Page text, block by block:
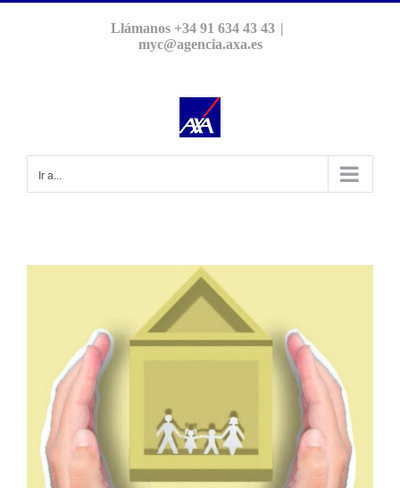
Llámanos +34 91 634 43 43 |
myc@agencia.axa.es
Ir a...